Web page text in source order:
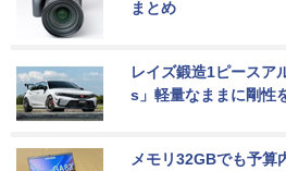
まとめ
レイズ鍛造1ピースア
s」軽量なままに剛性
メモリ32GBでも予算